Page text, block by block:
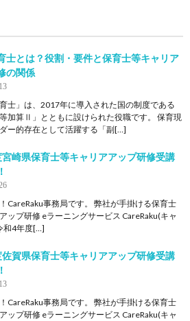
士とは？役割・要件と保育士等キャリア
の関係
育士」は、2017年に導入された国の制度である
等加算Ⅱ」とともに設けられた役職です。 保育現
ー的存在として活躍する「副[…]
崎県保育士等キャリアアップ研修受講
CareRaku事務局です。 弊社が手掛ける保育士
ップ研修 eラーニングサービス CareRaku(キャ
和4年度[…]
賀県保育士等キャリアアップ研修受講
CareRaku事務局です。 弊社が手掛ける保育士
ップ研修 eラーニングサービス CareRaku(キャ